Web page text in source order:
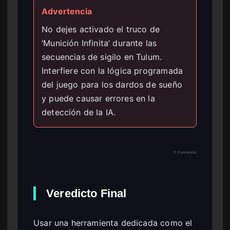
Advertencia
No dejes activado el truco de
‘Munición Infinita’ durante las
secuencias de sigilo en Tulum.
Interfiere con la lógica programada
del juego para los dardos de sueño
y puede causar errores en la
detección de la IA.
↑ Contenido
Veredicto Final
Usar una herramienta dedicada como el